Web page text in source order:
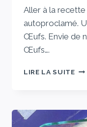
Aller à la
autoproclamé.
Œufs. Envie de
Œufs….
LIRE LA SUITEMA